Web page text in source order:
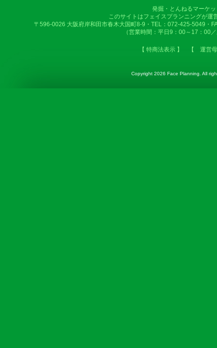
発掘・とんねるマーケ
このサイトはフェイスプランニングが運
〒596-0026 大阪府岸和田市春木大国町8-9・TEL：072-425-5049・
（営業時間：平日9：00～17：00
【 特商法表示 】 【 運営
Copyright 2026 Face Planning. All